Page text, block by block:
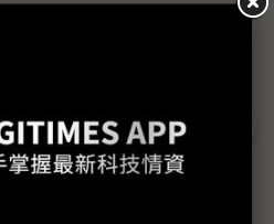
，最終締造PUE 1.1佳